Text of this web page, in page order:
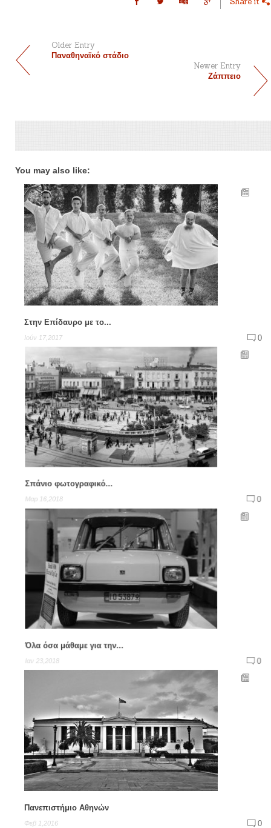
Older Entry
Παναθηναϊκό στάδιο
Newer Entry
Ζάππειο
You may also like:
Στην Επίδαυρο με το...
Ιούν 17,2017 0
Σπάνιο φωτογραφικό...
Μαρ 16,2018 0
Όλα όσα μάθαμε για την...
Ιαν 23,2018 0
Πανεπιστήμιο Αθηνών
Φεβ 1,2016 0